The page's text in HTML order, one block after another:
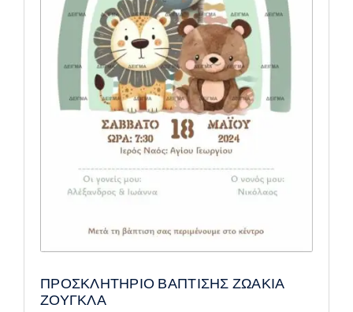
ΠΡΟΣΚΛΗΤΗΡΙΟ ΒΑΠΤΙΣΗΣ ΖΩΑΚΙΑ
ΖΟΥΓΚΛΑ